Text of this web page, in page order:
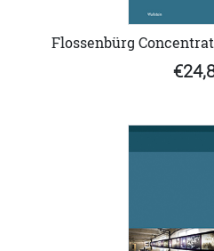
Flossenbürg